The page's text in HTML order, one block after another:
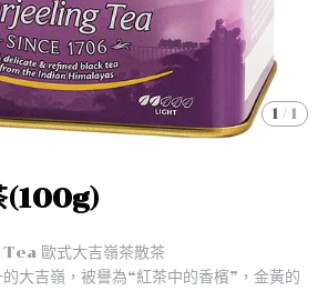
1 / 1
(100g)
歐式大吉嶺茶散茶
大吉嶺，被譽為“紅茶中的香檳”，金黃的